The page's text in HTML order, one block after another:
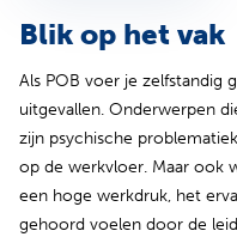
Blik op het vak
Als POB voer je zelfstandig
uitgevallen. Onderwerpen
zijn psychische
op de werkvloer. Maar ook
een hoge werkdruk, het
gehoord voelen door de